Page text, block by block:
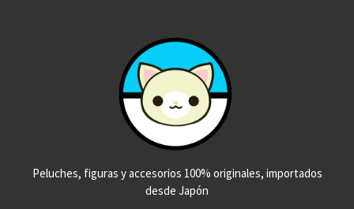
Peluches, figuras y accesorios 100% originales, importados
desde Japón